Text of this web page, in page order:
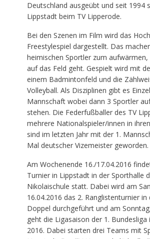
Deutschland ausgeübt und seit 1994
Lippstadt beim TV Lipperode.
Bei den Szenen im Film wird das
Freestylespiel dargestellt. Das
heimischen Sportler zum aufwärmen,
auf das Feld geht. Gespielt wird mit
einem Badmintonfeld und die
Volleyball. Als Disziplinen gibt es
Mannschaft wobei dann 3 Sportler
stehen. Die Federfußballer des TV
mehrere Nationalspieler/innen in
sind im letzten Jahr mit der 1.
Mal deutscher Vizemeister geworden.
Am Wochenende 16./17.04.2016
Turnier in Lippstadt in der Sporthalle
Nikolaischule statt. Dabei wird am
16.04.2016 das 2. Ranglistenturnier in
Doppel durchgeführt und am
geht die Ligasaison der 1. Bundesliga
2016. Dabei starten drei Teams mit